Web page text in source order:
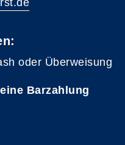
oder Überweisung
Barzahlung